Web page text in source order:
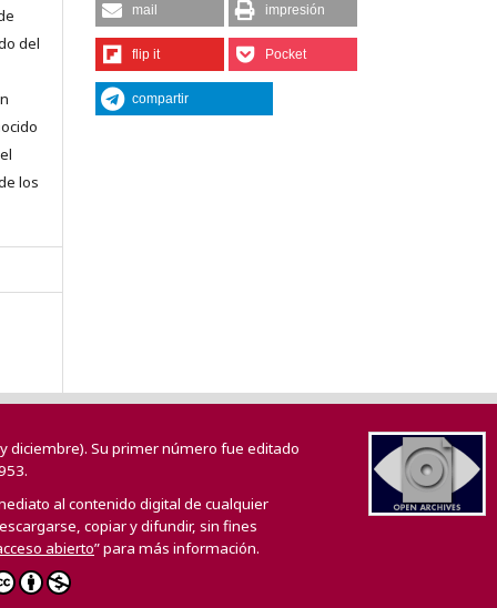
del
los
mail impresión
flip it Pocket
compartir
diciembre). Su primer número fue editado
al contenido digital de cualquier
copiar y difundir, sin fines
abierto” para más información.